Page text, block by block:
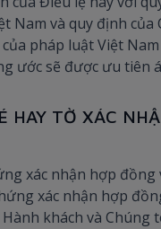
Nam và quy định của
pháp luật Việt
ước sẽ được ưu tiên
HAY TỜ XÁC
xác nhận hợp đồng
xác nhận hợp
khách và Chúng